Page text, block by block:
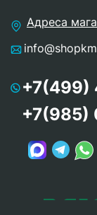
Адреса
+7(499)
+7(985)